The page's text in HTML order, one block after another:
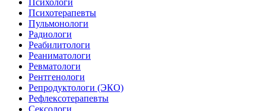
Психотерапевты
Пульмонологи
Радиологи
Реабилитологи
Реаниматологи
Ревматологи
Рентгенологи
Репродуктологи (ЭКО)
Рефлексотерапевты
Сексологи